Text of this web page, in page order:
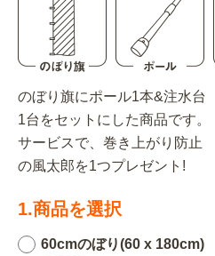
のぼり旗にポール1本&注水台
1台をセットにした商品です。
サービスで、巻き上がり防止
の風太郎を1つプレゼント!
1.商品を選択
60cmのぼり(60 x 180cm)